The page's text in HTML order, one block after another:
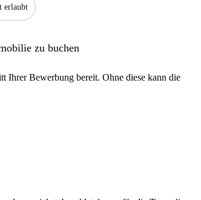
erlaubt
zu buchen
Ihrer Bewerbung bereit. Ohne diese kann die